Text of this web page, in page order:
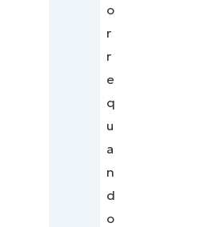
o
r
r
e
q
u
a
n
d
o